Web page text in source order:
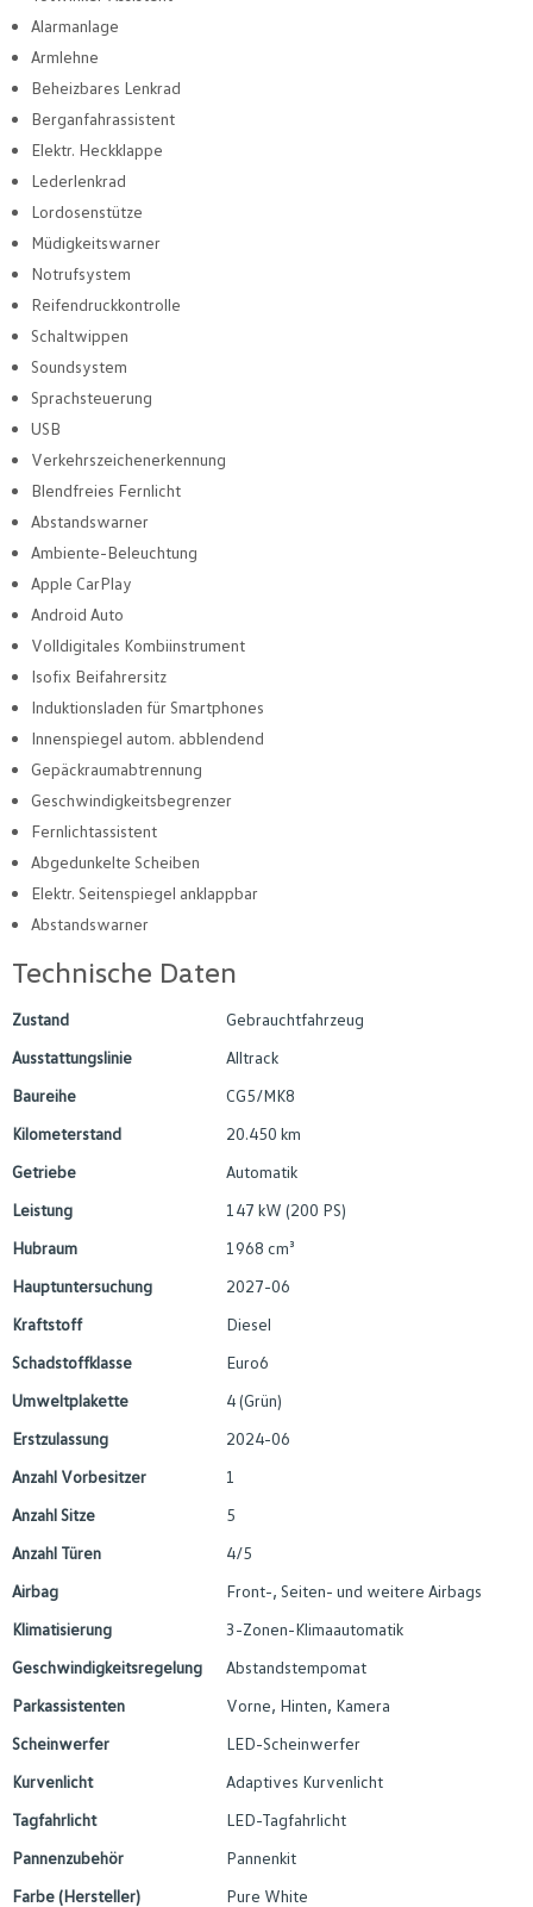
Alarmanlage
Armlehne
Beheizbares Lenkrad
Berganfahrassistent
Elektr. Heckklappe
Lederlenkrad
Lordosenstütze
Müdigkeitswarner
Notrufsystem
Reifendruckkontrolle
Schaltwippen
Soundsystem
Sprachsteuerung
USB
Verkehrszeichenerkennung
Blendfreies Fernlicht
Abstandswarner
Ambiente-Beleuchtung
Apple CarPlay
Android Auto
Volldigitales Kombiinstrument
Isofix Beifahrersitz
Induktionsladen für Smartphones
Innenspiegel autom. abblendend
Gepäckraumabtrennung
Geschwindigkeitsbegrenzer
Fernlichtassistent
Abgedunkelte Scheiben
Elektr. Seitenspiegel anklappbar
Abstandswarner
Technische Daten
Zustand
Gebrauchtfahrzeug
Ausstattungslinie
Alltrack
Baureihe
CG5/MK8
Kilometerstand
20.450 km
Getriebe
Automatik
Leistung
147 kW (200 PS)
Hubraum
1968 cm³
Hauptuntersuchung
2027-06
Kraftstoff
Diesel
Schadstoffklasse
Euro6
Umweltplakette
4 (Grün)
Erstzulassung
2024-06
Anzahl Vorbesitzer
1
Anzahl Sitze
5
Anzahl Türen
4/5
Airbag
Front-, Seiten- und weitere Airbags
Klimatisierung
3-Zonen-Klimaautomatik
Geschwindigkeitsregelung
Abstandstempomat
Parkassistenten
Vorne, Hinten, Kamera
Scheinwerfer
LED-Scheinwerfer
Kurvenlicht
Adaptives Kurvenlicht
Tagfahrlicht
LED-Tagfahrlicht
Pannenzubehör
Pannenkit
Farbe (Hersteller)
Pure White